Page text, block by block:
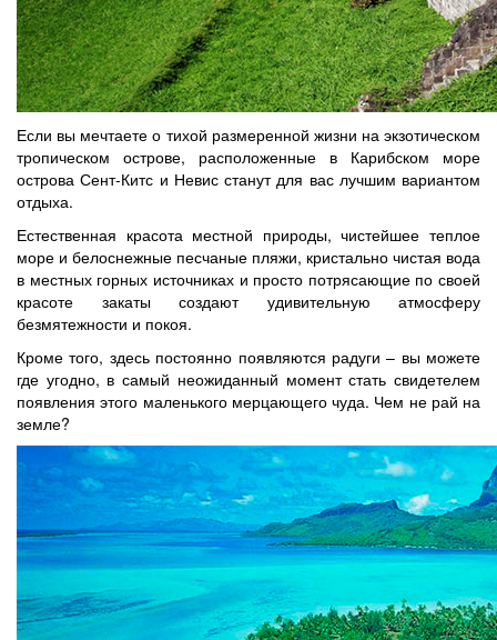
Если вы мечтаете о тихой размеренной жизни на экзотическом
тропическом острове, расположенные в Карибском море
острова Сент-Китс и Невис станут для вас лучшим вариантом
отдыха.
Естественная красота местной природы, чистейшее теплое
море и белоснежные песчаные пляжи, кристально чистая вода
в местных горных источниках и просто потрясающие по своей
красоте закаты создают удивительную атмосферу
безмятежности и покоя.
Кроме того, здесь постоянно появляются радуги – вы можете
где угодно, в самый неожиданный момент стать свидетелем
появления этого маленького мерцающего чуда. Чем не рай на
земле?